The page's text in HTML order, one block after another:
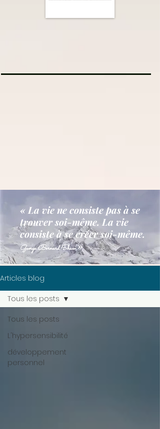
« La vie ne consiste pas à se
trouver soi-même. La vie
consiste à se créer soi-même.
George Bernard Shaw»
Articles blog
Tous les posts
L'hypersensibilité
développement
personnel
Tous les posts